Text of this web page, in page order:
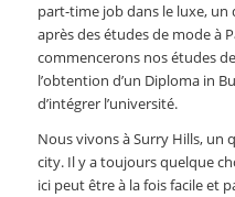
part-time job dans le luxe,
après des études de mode à
commencerons nos études
l’obtention d’un Diploma in
d’intégrer l’université.
Nous vivons à Surry Hills, un
city. Il y a toujours quelque
ici peut être à la fois facile et